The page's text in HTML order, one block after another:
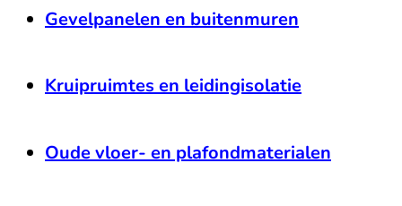
Gevelpanelen en buitenmuren
Kruipruimtes en leidingisolatie
Oude vloer- en plafondmaterialen